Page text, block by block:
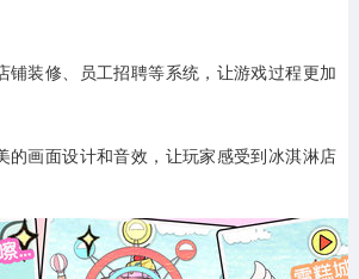
铺装修、员工招聘等系统，让游戏过程更加
的画面设计和音效，让玩家感受到冰淇淋店